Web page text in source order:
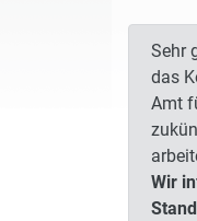
Sehr
das
Amt
Wir